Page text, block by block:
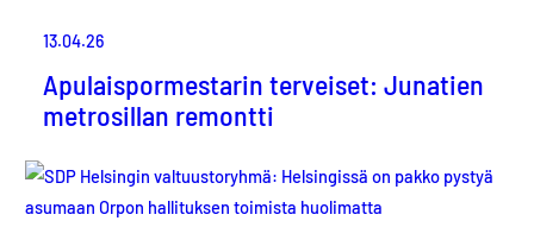
13.04.26
Apulaispormestarin terveiset: Junatien
metrosillan remontti